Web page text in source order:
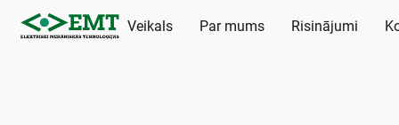
Veikals Par mums Risinājumi